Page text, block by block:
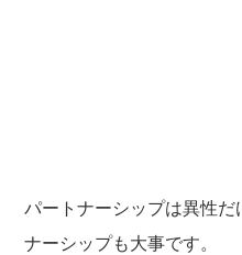
パートナーシップは異性だ
ナーシップも大事です。